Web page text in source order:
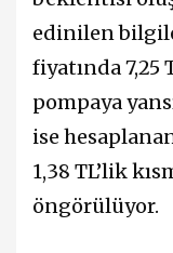
edinilen
fiyatında
pompaya
ise
1,38 TL’lik
öngörülüyor.